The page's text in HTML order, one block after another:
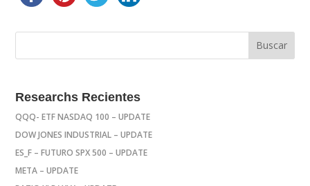
Researchs Recientes
QQQ- ETF NASDAQ 100 – UPDATE
DOW JONES INDUSTRIAL – UPDATE
ES_F – FUTURO SPX 500 – UPDATE
META – UPDATE